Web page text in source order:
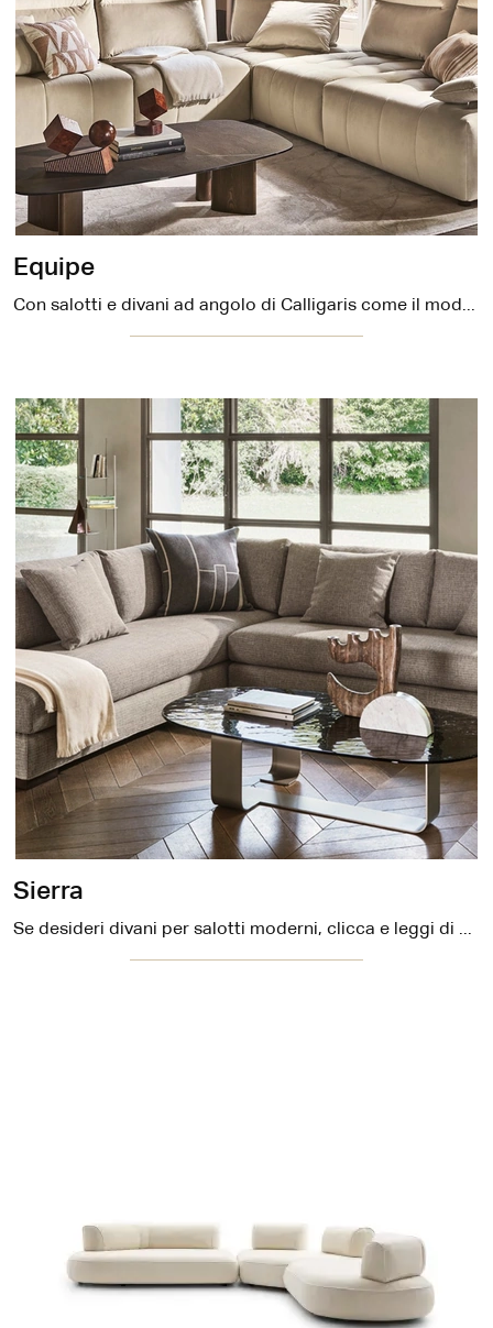
Equipe
Con salotti e divani ad angolo di Calligaris come il modello Equipe in tessuto, potrai completare il tuo concept d'arredo.
Sierra
Se desideri divani per salotti moderni, clicca e leggi di più sul modello Sierra in tessuto del marchio Calligaris.